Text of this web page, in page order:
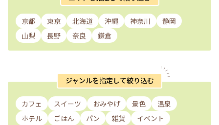
京都 東京 北海道 沖縄 神奈川
静岡
山梨
長野 奈良 鎌倉
ジャンルを指定して絞り込む
カフェ スイーツ おみやげ 景色
温泉
ホテル
ごはん パン 雑貨 イベント